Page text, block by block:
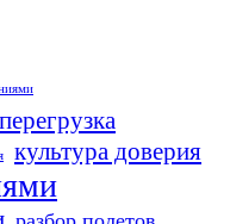
культура доверия